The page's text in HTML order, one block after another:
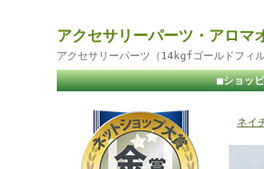
アクセサリーパーツ・アロマ
アクセサリーパーツ（14kgfゴールドフィ
■ショッ
ネイ